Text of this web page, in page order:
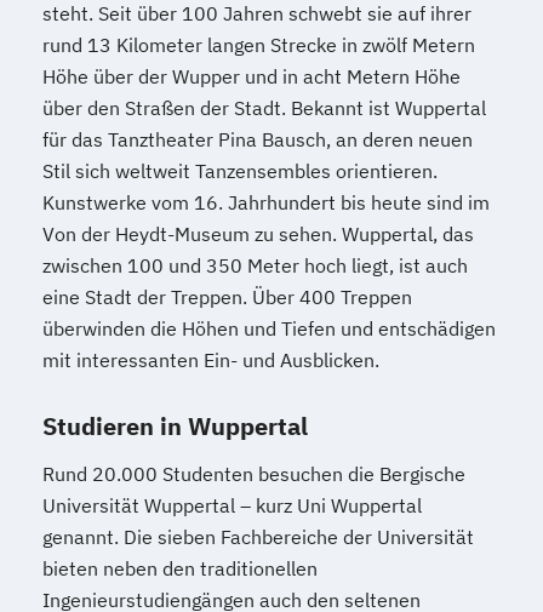
steht. Seit über 100 Jahren schwebt sie auf ihrer
rund 13 Kilometer langen Strecke in zwölf Metern
Höhe über der Wupper und in acht Metern Höhe
über den Straßen der Stadt. Bekannt ist Wuppertal
für das Tanztheater Pina Bausch, an deren neuen
Stil sich weltweit Tanzensembles orientieren.
Kunstwerke vom 16. Jahrhundert bis heute sind im
Von der Heydt-Museum zu sehen. Wuppertal, das
zwischen 100 und 350 Meter hoch liegt, ist auch
eine Stadt der Treppen. Über 400 Treppen
überwinden die Höhen und Tiefen und entschädigen
mit interessanten Ein- und Ausblicken.
Studieren in Wuppertal
Rund 20.000 Studenten besuchen die Bergische
Universität Wuppertal – kurz Uni Wuppertal
genannt. Die sieben Fachbereiche der Universität
bieten neben den traditionellen
Ingenieurstudiengängen auch den seltenen